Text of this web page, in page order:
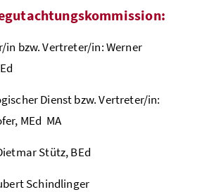
in bzw.Vertreter/in: Werner
Dienstbzw.Vertreter/in:
MEd MA
Stütz,BEd
Schindlinger